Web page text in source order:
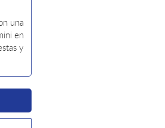
una
en
y